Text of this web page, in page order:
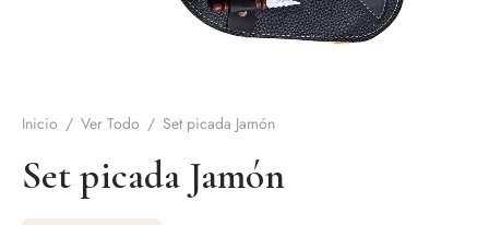
Inicio / Ver Todo / Set picada Jamón
Set picada Jamón
y accesorios